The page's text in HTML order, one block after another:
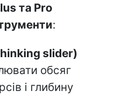
та Pro
:
slider)
обсяг
і глибину